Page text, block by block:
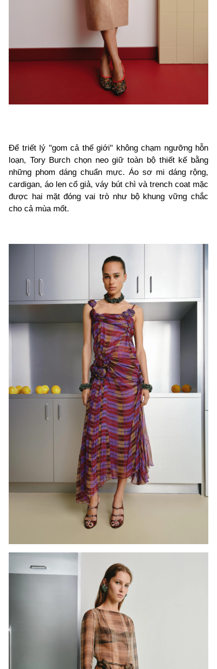
Để triết lý "gom cả thế giới" không chạm ngưỡng hỗn
loạn, Tory Burch chọn neo giữ toàn bộ thiết kế bằng
những phom dáng chuẩn mực. Áo sơ mi dáng rộng,
cardigan, áo len cổ giả, váy bút chì và trench coat mặc
được hai mặt đóng vai trò như bộ khung vững chắc
cho cả mùa mốt.